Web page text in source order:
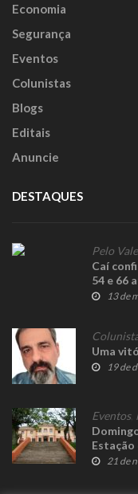
Economia
Segurança
Eventos
Colunistas
Blogs
Editais
Anuncie
DESTAQUES
Pelo Vale
Caí
54 e 66
13 de
Uma
19 de
Eventos,
21 de